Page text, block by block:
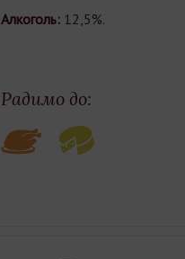
Алкоголь:12,5%.
Радимо до: